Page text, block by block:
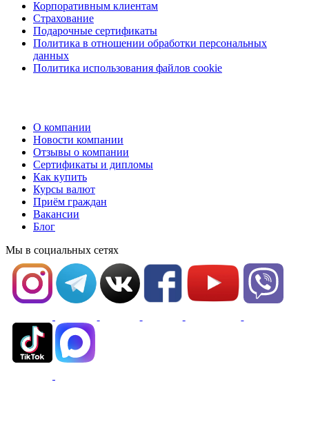
Корпоративным клиентам
Страхование
Подарочные сертификаты
Политика в отношении обработки персональных
данных
Политика использования файлов cookie
О компании
Новости компании
Отзывы о компании
Сертификаты и дипломы
Как купить
Курсы валют
Приём граждан
Вакансии
Блог
Мы в социальных сетях